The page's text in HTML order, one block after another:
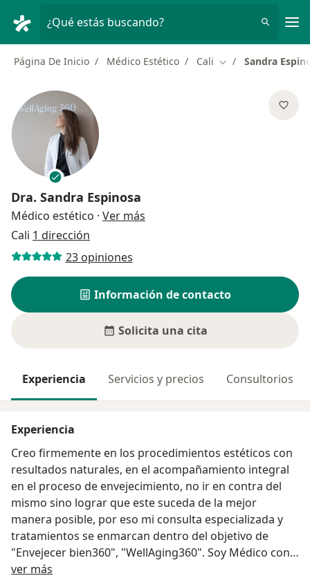
¿Qué estás buscando?
Página De Inicio Médico Estético Cali Cambiar de ciudad
Sandra
Dra. Sandra Espinosa
Médico estético · Ver más
Cali 1 dirección
23 opiniones
Información de contacto
Solicita una cita
Experiencia Servicios y precios Consultorios
Experiencia
Creo firmemente en los procedimientos estéticos con
resultados naturales, en el acompañamiento integral
en el proceso de envejecimiento, no ir en contra del
mismo sino lograr que este suceda de la mejor
manera posible, por eso mi consulta especializada y
tratamientos se enmarcan dentro del objetivo de
"Envejecer bien360", "WellAging360". Soy Médico con
experiencia de más de 20 años, tengo una Maestria en
ver más